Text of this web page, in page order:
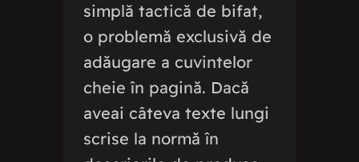
simplă tactică de bifat,
o problemă exclusivă de
adăugare a cuvintelor
cheie în pagină. Dacă
aveai câteva texte lungi
scrise la normă în